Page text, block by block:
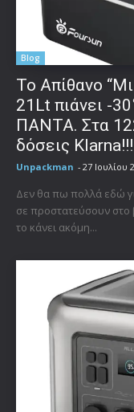
Blog
Το Απίθανο
21Lt πιάνει -
ΠΑΝΤΑ. Στα
δόσεις
Unpackman - 27 Ιουλίου
Δεν θα πω πολλά εδώ
σε προστατεύσουν στο
το κάνει ακόμη...